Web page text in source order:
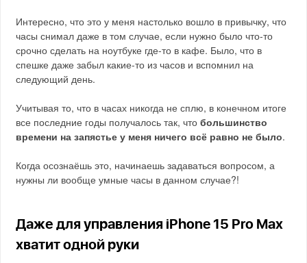
Интересно, что это у меня настолько вошло в привычку, что
часы снимал даже в том случае, если нужно было что-то
срочно сделать на ноутбуке где-то в кафе. Было, что в
спешке даже забыл какие-то из часов и вспомнил на
следующий день.
Учитывая то, что в часах никогда не сплю, в конечном итоге
все последние годы получалось так, чтобольшинство
времени на запястье у меня ничего всё равно не было.
Когда осознаёшь это, начинаешь задаваться вопросом, а
нужны ли вообще умные часы в данном случае?!
Даже для управления iPhone 15 Pro Max
хватит одной руки